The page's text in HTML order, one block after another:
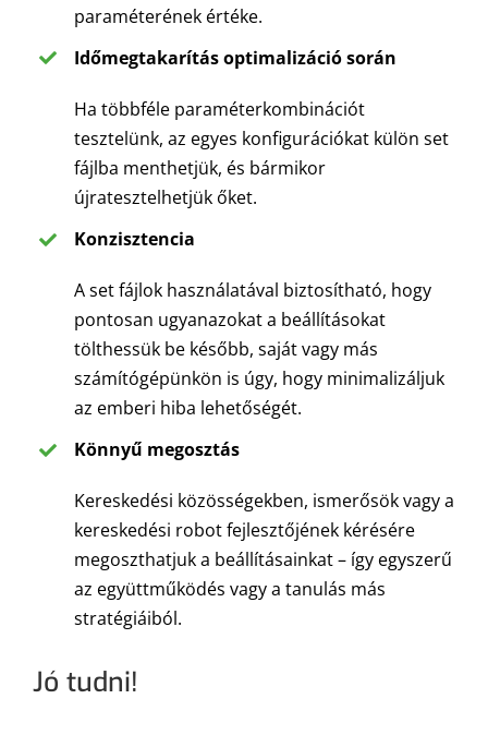
paraméterének értéke.
Időmegtakarítás optimalizáció során
Ha többféle paraméterkombinációt
tesztelünk, az egyes konfigurációkat külön set
fájlba menthetjük, és bármikor
újratesztelhetjük őket.
Konzisztencia
A set fájlok használatával biztosítható, hogy
pontosan ugyanazokat a beállításokat
tölthessük be később, saját vagy más
számítógépünkön is úgy, hogy minimalizáljuk
az emberi hiba lehetőségét.
Könnyű megosztás
Kereskedési közösségekben, ismerősök vagy a
kereskedési robot fejlesztőjének kérésére
megoszthatjuk a beállításainkat – így egyszerű
az együttműködés vagy a tanulás más
stratégiáiból.
Jó tudni!